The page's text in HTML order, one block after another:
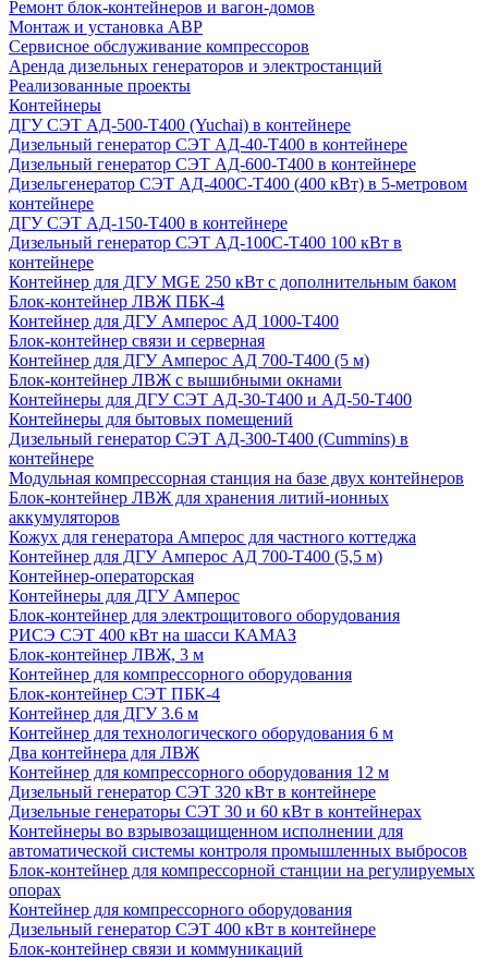
Ремонт блок-контейнеров и вагон-домов
Монтаж и установка АВР
Сервисное обслуживание компрессоров
Аренда дизельных генераторов и электростанций
Реализованные проекты
Контейнеры
ДГУ СЭТ АД-500-Т400 (Yuchai) в контейнере
Дизельный генератор СЭТ АД-40-Т400 в контейнере
Дизельный генератор СЭТ АД-600-Т400 в контейнере
Дизельгенератор СЭТ АД-400С-Т400 (400 кВт) в 5-метровом
контейнере
ДГУ СЭТ АД-150-Т400 в контейнере
Дизельный генератор СЭТ АД-100С-Т400 100 кВт в
контейнере
Контейнер для ДГУ MGE 250 кВт с дополнительным баком
Блок-контейнер ЛВЖ ПБК-4
Контейнер для ДГУ Амперос АД 1000-Т400
Блок-контейнер связи и серверная
Контейнер для ДГУ Амперос АД 700-Т400 (5 м)
Блок-контейнер ЛВЖ с вышибными окнами
Контейнеры для ДГУ СЭТ АД-30-Т400 и АД-50-Т400
Контейнеры для бытовых помещений
Дизельный генератор СЭТ АД-300-Т400 (Cummins) в
контейнере
Модульная компрессорная станция на базе двух контейнеров
Блок-контейнер ЛВЖ для хранения литий-ионных
аккумуляторов
Кожух для генератора Амперос для частного коттеджа
Контейнер для ДГУ Амперос АД 700-Т400 (5,5 м)
Контейнер-операторская
Контейнеры для ДГУ Амперос
Блок-контейнер для электрощитового оборудования
РИСЭ СЭТ 400 кВт на шасси КАМАЗ
Блок-контейнер ЛВЖ, 3 м
Контейнер для компрессорного оборудования
Блок-контейнер СЭТ ПБК-4
Контейнер для ДГУ 3.6 м
Контейнер для технологического оборудования 6 м
Два контейнера для ЛВЖ
Контейнер для компрессорного оборудования 12 м
Дизельный генератор СЭТ 320 кВт в контейнере
Дизельные генераторы СЭТ 30 и 60 кВт в контейнерах
Контейнеры во взрывозащищенном исполнении для
автоматической системы контроля промышленных выбросов
Блок-контейнер для компрессорной станции на регулируемых
опорах
Контейнер для компрессорного оборудования
Дизельный генератор СЭТ 400 кВт в контейнере
Блок-контейнер связи и коммуникаций